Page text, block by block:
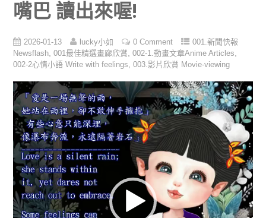
嘴巴 讀出來喔!
2026-01-13 lucky小如 0 Comment
001.新聞快報
Newsflash, 001最佳精選畫廊欣賞 002-1.動畫文章Anime Articles
002-2心情小語 Write with feelings 003.影片欣賞 Movie-viewing
視
訊
播
放
器